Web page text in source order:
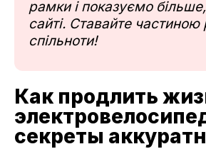
рамки і показуємо
сайті. Ставайте частиною
спільноти!
Как продлить
секреты